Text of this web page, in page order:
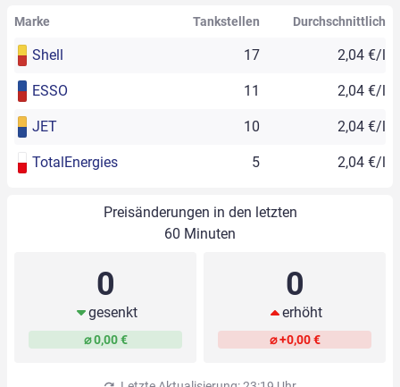
Marke Tankstellen Durchschnittlich
Shell 17 2,04 €/l
ESSO 11 2,04 €/l
JET 10 2,04 €/l
TotalEnergies 5 2,04 €/l
Preisänderungen in den letzten
60 Minuten
0
gesenkt
⌀ 0,00 €
0
erhöht
⌀ +0,00 €